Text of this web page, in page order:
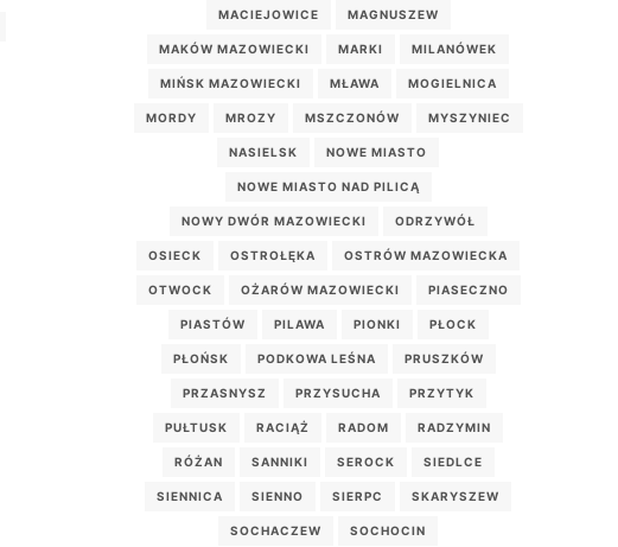
MACIEJOWICE MAGNUSZEW
MAKÓW MAZOWIECKI MARKI MILANÓWEK
MIŃSK MAZOWIECKI MŁAWA MOGIELNICA
MORDY MROZY MSZCZONÓW MYSZYNIEC
NASIELSK NOWE MIASTO
NOWE MIASTO NAD PILICĄ
NOWY DWÓR MAZOWIECKI ODRZYWÓŁ
OSIECK OSTROŁĘKA OSTRÓW MAZOWIECKA
OTWOCK OŻARÓW MAZOWIECKI PIASECZNO
PIASTÓW PILAWA PIONKI PŁOCK
PŁOŃSK PODKOWA LEŚNA PRUSZKÓW
PRZASNYSZ PRZYSUCHA PRZYTYK
PUŁTUSK RACIĄŻ RADOM RADZYMIN
RÓŻAN SANNIKI SEROCK SIEDLCE
SIENNICA SIENNO SIERPC SKARYSZEW
SOCHACZEW SOCHOCIN